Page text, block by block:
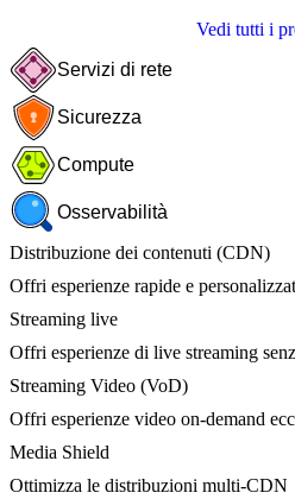
Vedi tutti i
Servizi di rete
Sicurezza
Compute
Osservabilità
Distribuzione dei contenuti (CDN)
Offri esperienze rapide e
Streaming live
Offri esperienze di live streaming
Streaming Video (VoD)
Offri esperienze video on-demand
Media Shield
Ottimizza le distribuzioni multi-CDN